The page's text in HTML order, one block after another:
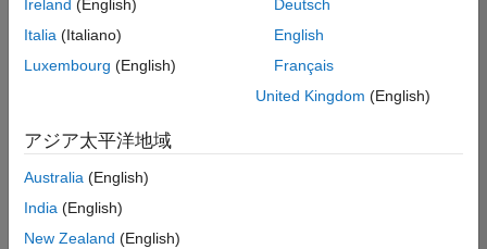
は
翻
れ
い
ま
せ
Ireland (English)
Italia (Italiano)
Luxembourg (English)
Deutsch
English
Français
United Kingdom (English)
アジア太平洋地域
Australia (English)
India (English)
New Zealand (English)